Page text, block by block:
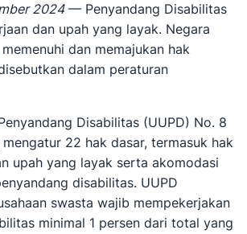
2024— Penyandang Disabilitas
dan upah yang layak. Negara
dan memajukan hak
dalam peraturan
Disabilitas (UUPD) No. 8
mengatur 22 hak dasar, termasuk hak
upah yang layak serta akomodasi
disabilitas. UUPD
swasta wajib mempekerjakan
minimal 1 persen dari total yang